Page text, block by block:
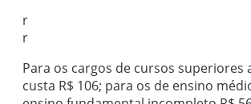
r
r
Para os cargos de cursos superiores
custa R$ 106; para os de ensino